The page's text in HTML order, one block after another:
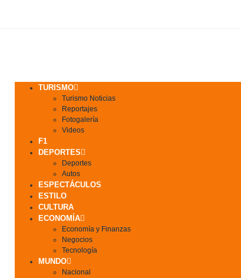
TURISMO
Turismo Noticias
Reportajes
Fotogalería
Videos
F1
DEPORTES
Deportes
Autos
ESPECTÁCULOS
ESTILO
CULTURA
ECONOMÍA
Economía y Finanzas
Negocios
Tecnología
MUNDO
Nacional